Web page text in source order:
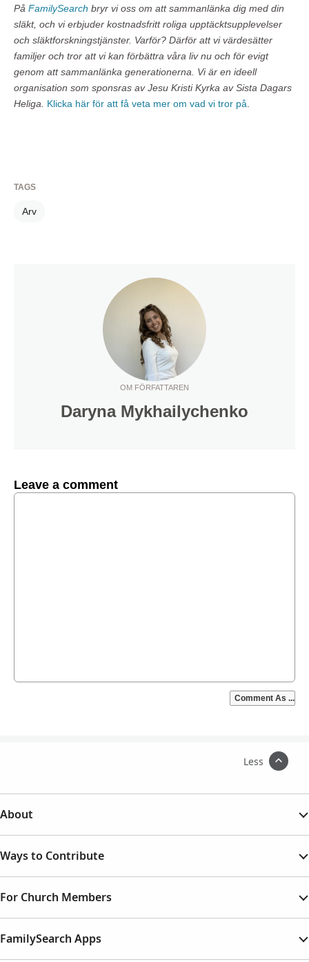
På FamilySearch bryr vi oss om att sammanlänka dig med din
släkt, och vi erbjuder kostnadsfritt roliga upptäcktsupplevelser
och släktforskningstjänster. Varför? Därför att vi värdesätter
familjer och tror att vi kan förbättra våra liv nu och för evigt
genom att sammanlänka generationerna. Vi är en ideell
organisation som sponsras av Jesu Kristi Kyrka av Sista Dagars
Heliga. Klicka här för att få veta mer om vad vi tror på
TAGS
Arv
OM FÖRFATTAREN
Daryna Mykhailychenko